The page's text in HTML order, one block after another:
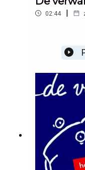
02:44 |